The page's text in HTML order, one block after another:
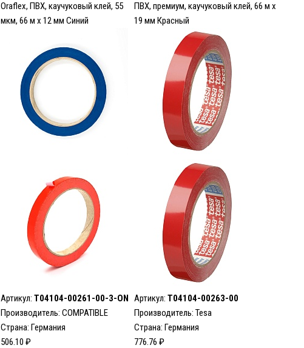
Oraflex, ПВХ, каучуковый клей, 55
мкм, 66 м x 12 мм Синий
Артикул: T04104-00261-00-3-ON
Производитель: COMPATIBLE
Страна: Германия
506.10 ₽
ПВХ, премиум, каучуковый клей, 66 м x
19 мм Красный
Артикул: T04104-00263-00
Производитель: Tesa
Страна: Германия
776.76 ₽